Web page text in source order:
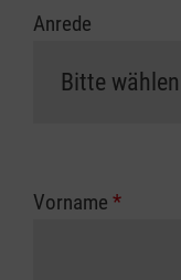
Anrede
Vorname *